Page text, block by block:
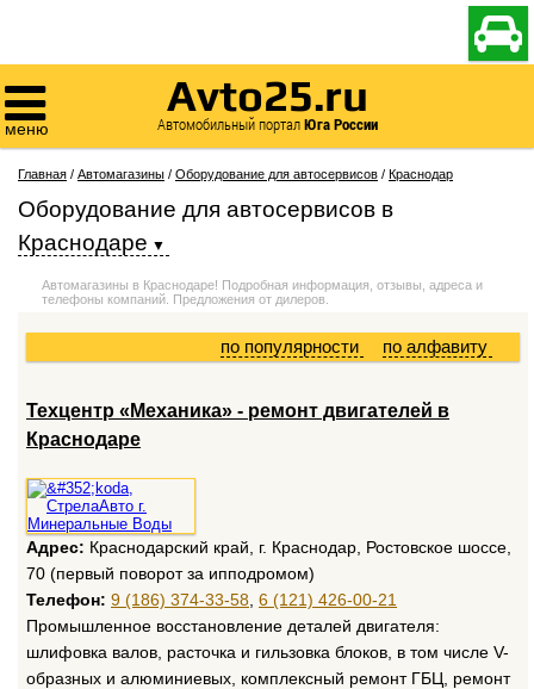


меню
Avto25.ru
Автомобильный порталЮга России
Главная / Автомагазины / Оборудование для автосервисов / Краснодар
Оборудование для автосервисов в
Краснодаре
Автомагазины в Краснодаре! Подробная информация, отзывы, адреса и
телефоны компаний. Предложения от дилеров.
по алфавиту
по популярности
Техцентр «Механика» - ремонт двигателей в
Краснодаре
Адрес: Краснодарский край, г. Краснодар, Ростовское шоссе,
70 (первый поворот за ипподромом)
Телефон: 9 (186) 374-33-58 6 (121) 426-00-21
Промышленное восстановление деталей двигателя:
шлифовка валов, расточка и гильзовка блоков, в том числе V-
образных и алюминиевых, комплексный ремонт ГБЦ, ремонт